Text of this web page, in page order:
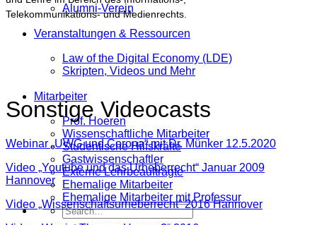
Alumni-Verein
Veranstaltungen & Ressourcen
Law of the Digital Economy (LDE)
Skripten, Videos und Mehr
Mitarbeiter
Prof. Hoeren
Wissenschaftliche Mitarbeiter
Studentische Hilfskräfte
Gastwissenschaftler
Externe Lehrbeauftragte
Ehemalige Mitarbeiter
Ehemalige Mitarbeiter mit Professur
Telekommunikations- und Medienrechts.
Sonstige Videocasts
Webinar „UWG und Corona“ mit Dr. Münker 12.5.2020
Video „Youtube und das Urheberrecht“ Januar 2009
Hannover
Video „Wissenschaftsurheberrecht“ 2016 Hannover